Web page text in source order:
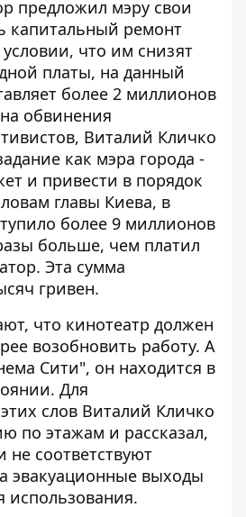
предложил мэру свои
капитальный ремонт
что им снизят
платы, на данный
более 2 миллионов
обвинения
Виталий Кличко
как мэра города -
и привести в порядок
главы Киева, в
более 9 миллионов
больше, чем платил
Эта сумма
гривен.
что кинотеатр должен
возобновить работу. А
Сити", он находится в
Для
слов Виталий Кличко
по этажам и рассказал,
не соответствуют
эвакуационные выходы
использования.